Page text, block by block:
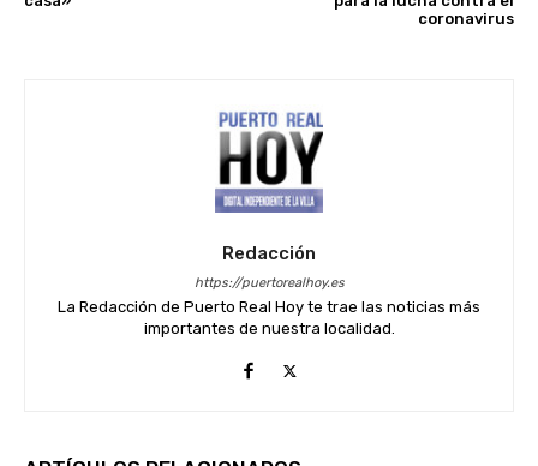
coronavirus
Redacción
https://puertorealhoy.es
La Redacción de Puerto Real Hoy te trae las noticias más
importantes de nuestra localidad.